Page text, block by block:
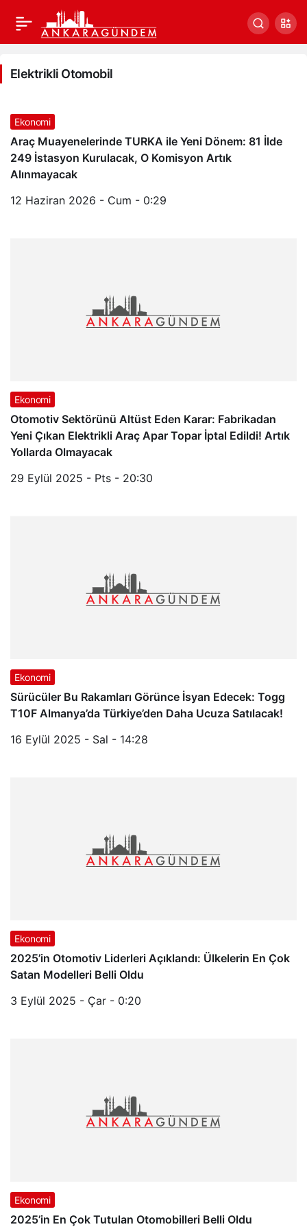
Otomobil
Haberleri
Elektrikli Otomobil
Ekonomi
Araç Muayenelerinde TURKA ile Yeni Dönem: 81 İlde
249 İstasyon Kurulacak, O Komisyon Artık
Alınmayacak
12 Haziran 2026 - Cum - 0:29
Ekonomi
Otomotiv Sektörünü Altüst Eden Karar: Fabrikadan
Yeni Çıkan Elektrikli Araç Apar Topar İptal Edildi! Artık
Yollarda Olmayacak
29 Eylül 2025 - Pts - 20:30
Ekonomi
Sürücüler Bu Rakamları Görünce İsyan Edecek: Togg
T10F Almanya’da Türkiye’den Daha Ucuza Satılacak!
16 Eylül 2025 - Sal - 14:28
Ekonomi
2025’in Otomotiv Liderleri Açıklandı: Ülkelerin En Çok
Satan Modelleri Belli Oldu
3 Eylül 2025 - Çar - 0:20
Ekonomi
2025’in En Çok Tutulan Otomobilleri Belli Oldu